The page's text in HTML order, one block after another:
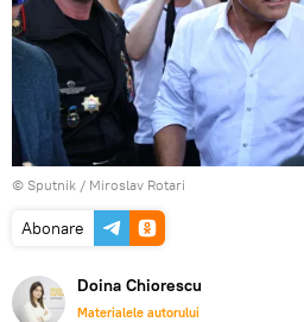
© Sputnik / Miroslav Rotari
Abonare
Doina Chiorescu
Materialele autorului